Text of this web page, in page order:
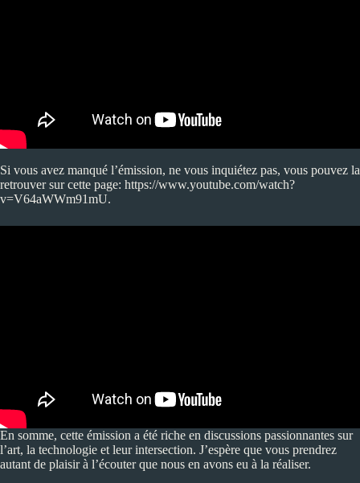
Si vous avez manqué l’émission, ne vous inquiétez pas, vous pouvez la
retrouver sur cette page: https://www.youtube.com/watch?
v=V64aWWm91mU.
En somme, cette émission a été riche en discussions passionnantes sur
l’art, la technologie et leur intersection. J’espère que vous prendrez
autant de plaisir à l’écouter que nous en avons eu à la réaliser.